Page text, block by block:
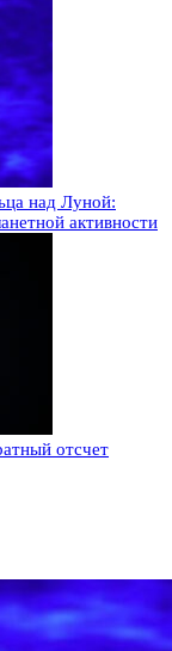
над Луной:
активности
отсчет